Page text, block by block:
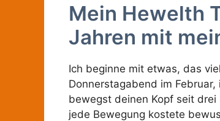
Mein Hewelth
Jahren mit
Ich beginne mit etwas, das
Donnerstagabend im
bewegst deinen Kopf seit
jede Bewegung kostete